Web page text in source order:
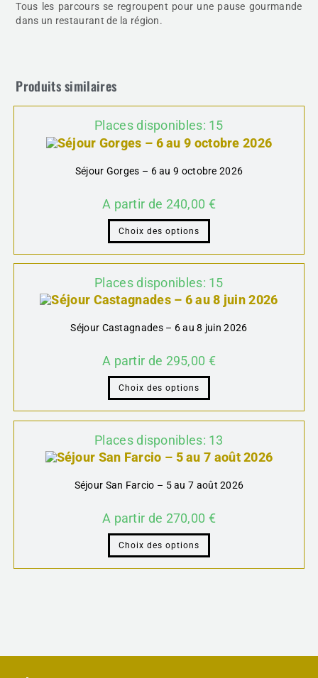
Tous les parcours se regroupent pour une pause gourmande
dans un restaurant de la région.
Produits similaires
Places disponibles: 15
Séjour Gorges – 6 au 9 octobre 2026
A partir de 240,00 €
Choix des options
Places disponibles: 15
Séjour Castagnades – 6 au 8 juin 2026
A partir de 295,00 €
Choix des options
Places disponibles: 13
Séjour San Farcio – 5 au 7 août 2026
A partir de 270,00 €
Choix des options